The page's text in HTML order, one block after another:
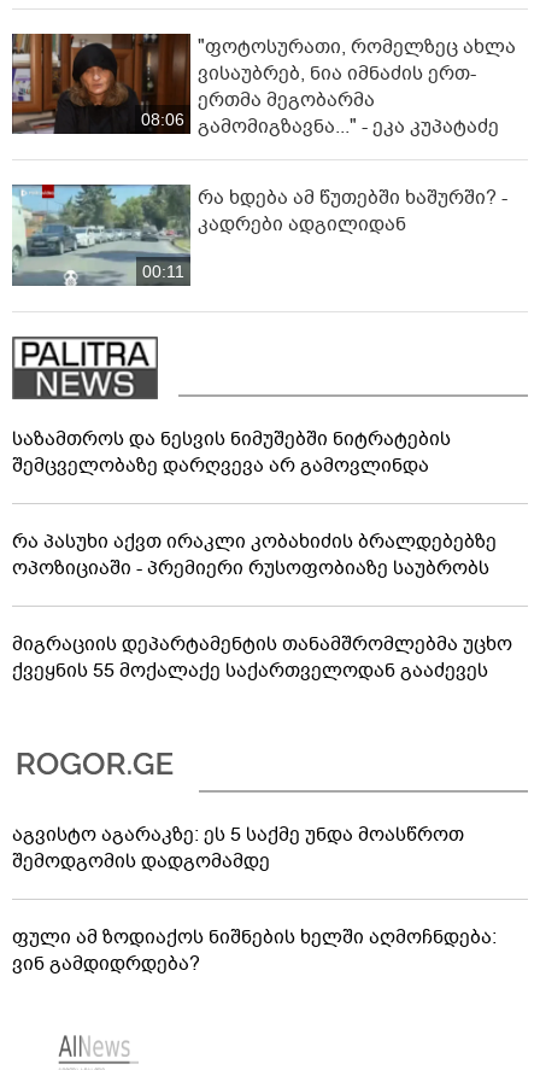
08:06
"ფოტოსურათი, რომელზეც ახლა
ვისაუბრებ, ნია იმნაძის ერთ-
ერთმა მეგობარმა
გამომიგზავნა..." - ეკა კუპატაძე
00:11
რა ხდება ამ წუთებში ხაშურში? -
კადრები ადგილიდან
საზამთროს და ნესვის ნიმუშებში ნიტრატების
შემცველობაზე დარღვევა არ გამოვლინდა
რა პასუხი აქვთ ირაკლი კობახიძის ბრალდებებზე
ოპოზიციაში - პრემიერი რუსოფობიაზე საუბრობს
მიგრაციის დეპარტამენტის თანამშრომლებმა უცხო
ქვეყნის 55 მოქალაქე საქართველოდან გააძევეს
აგვისტო აგარაკზე: ეს 5 საქმე უნდა მოასწროთ
შემოდგომის დადგომამდე
ფული ამ ზოდიაქოს ნიშნების ხელში აღმოჩნდება:
ვინ გამდიდრდება?